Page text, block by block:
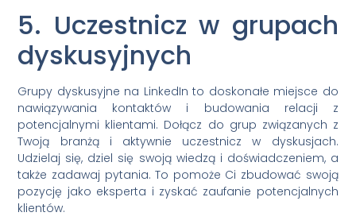
5. Uczestnicz w grupach
dyskusyjnych
Grupy dyskusyjne na LinkedIn to doskonałe miejsce do
nawiązywania kontaktów i budowania relacji z
potencjalnymi klientami. Dołącz do grup związanych z
Twoją branżą i aktywnie uczestnicz w dyskusjach.
Udzielaj się, dziel się swoją wiedzą i doświadczeniem, a
także zadawaj pytania. To pomoże Ci zbudować swoją
pozycję jako eksperta i zyskać zaufanie potencjalnych
klientów.